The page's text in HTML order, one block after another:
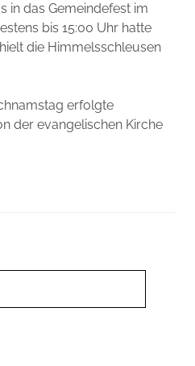
in das Gemeindefest im
bis 15:00 Uhr hatte
die Himmelsschleusen
erfolgte
der evangelischen Kirche